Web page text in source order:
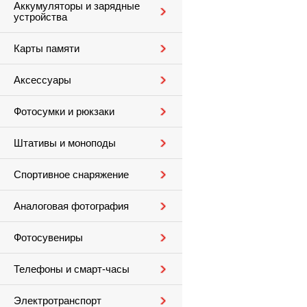
Аккумуляторы и зарядные
устройства
Карты памяти
Аксессуары
Фотосумки и рюкзаки
Штативы и моноподы
Спортивное снаряжение
Аналоговая фотография
Фотосувениры
Телефоны и смарт-часы
Электротранспорт